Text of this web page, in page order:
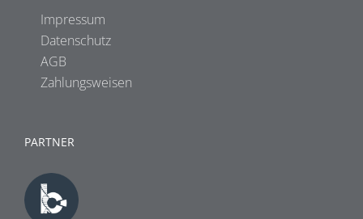
Impressum
Datenschutz
AGB
Zahlungsweisen
PARTNER